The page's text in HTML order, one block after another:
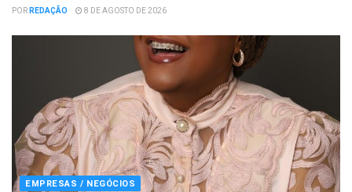
PORREDAÇÃO 8 DE AGOSTO DE 2026
EMPRESAS / NEGÓCIOS